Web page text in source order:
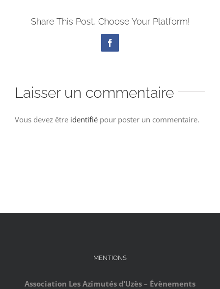
Share This Post, Choose Your Platform!
Facebook
Laisser un commentaire
Vous devez être identifié pour poster un commentaire.
MENTIONS
Association Les Azimutés d’Uzès – Évènements